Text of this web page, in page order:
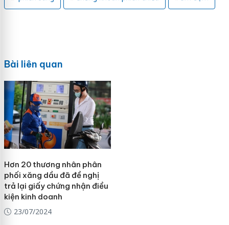
Bài liên quan
Hơn 20 thương nhân phân
phối xăng dầu đã đề nghị
trả lại giấy chứng nhận điều
kiện kinh doanh
23/07/2024